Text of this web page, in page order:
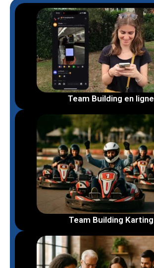
Team Building en ligne
Team Building Karting